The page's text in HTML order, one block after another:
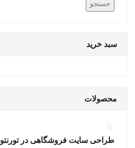
سبد خرید
محصولات
طراحی سایت فروشگاهی در تورنتو